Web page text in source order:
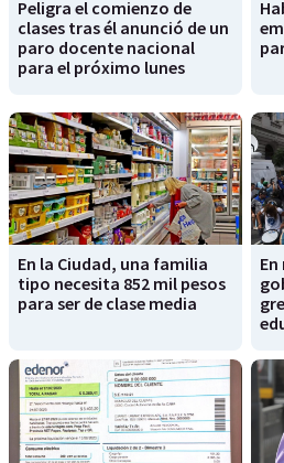
Peligra el comienzo de
clases tras él anunció de un
paro docente nacional
para el próximo lunes
En la Ciudad, una familia
tipo necesita 852 mil pesos
para ser de clase media